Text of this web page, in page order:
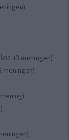
(3 meningen)
meningen)